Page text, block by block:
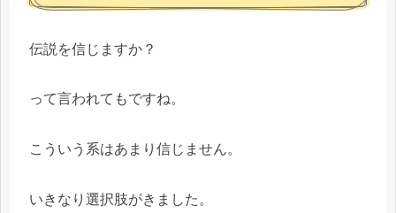
伝説を信じますか？
って言われてもですね。
こういう系はあまり信じません。
いきなり選択肢がきました。